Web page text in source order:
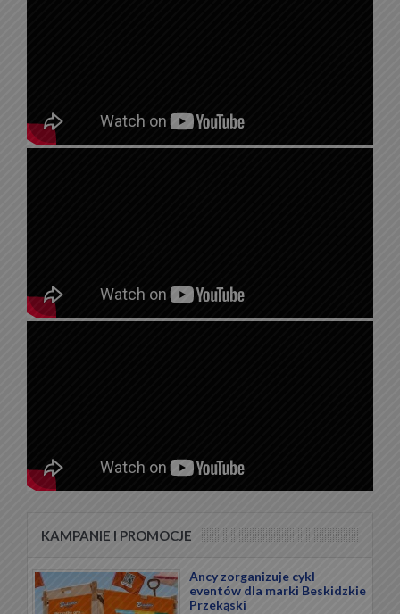
KAMPANIE I PROMOCJE
Ancy zorganizuje cykl
eventów dla marki Beskidzkie
Przekąski